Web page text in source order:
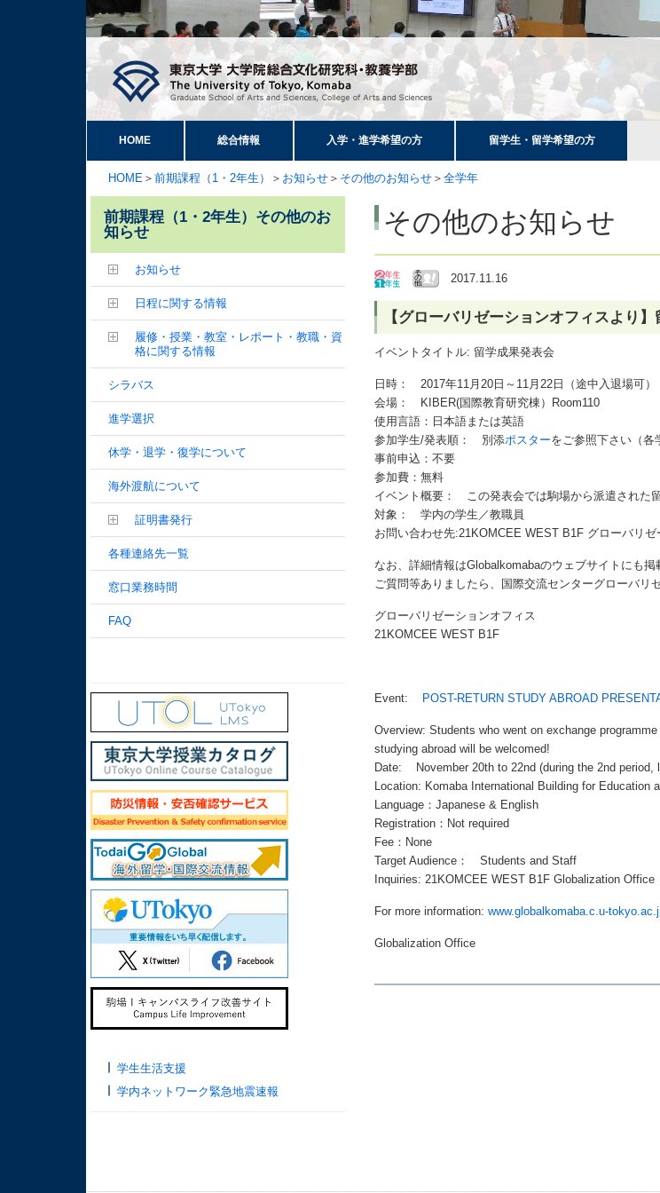
HOME 総合情報 入学・進学希望の方 留学生・留学希望の方
HOME ＞ 前期課程（1・2年生） ＞ お知らせ ＞ その他のお知らせ ＞ 全学年
その他のお知らせ
2017.11.16
【グローバリゼーションオフィスより
イベントタイトル: 留学成果発表会
日時： 2017年11月20日～11月22日（途中入退場可）
会場： KIBER(国際教育研究棟）Room110
使用言語：日本語または英語
参加学生/発表順： 別添ポスターをご参照下さい（各
事前申込：不要
参加費：無料
イベント概要： この発表会では駒場から派遣された
対象： 学内の学生／教職員
お問い合わせ先:21KOMCEE WEST B1F グローバリ
なお、詳細情報はGlobalkomabaのウェブサイトにも掲
ご質問等ありましたら、国際交流センターグローバリ
グローバリゼーションオフィス
21KOMCEE WEST B1F
Event: POST-RETURN STUDY ABROAD
Overview: Students who went on exchange
studying abroad will be welcomed!
Date: November 20th to 22nd (during the 2nd period,
Location: Komaba International Building for Education
Language：Japanese & English
Registration：Not required
Fee：None
Target Audience： Students and Staff
Inquiries: 21KOMCEE WEST B1F Globalization
For more information:www.globalkomaba.c.u-
Globalization Office
前期課程（1・2年生）その他のお
知らせ
お知らせ
日程に関する情報
履修・授業・教室・レポート・教職・資
格に関する情報
シラバス
進学選択
休学・退学・復学について
海外渡航について
証明書発行
各種連絡先一覧
窓口業務時間
FAQ
学生生活支援
学内ネットワーク緊急地震速報